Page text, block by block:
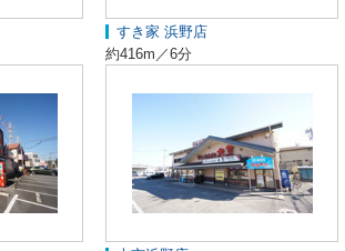
すき家 浜野店
約416m／6分